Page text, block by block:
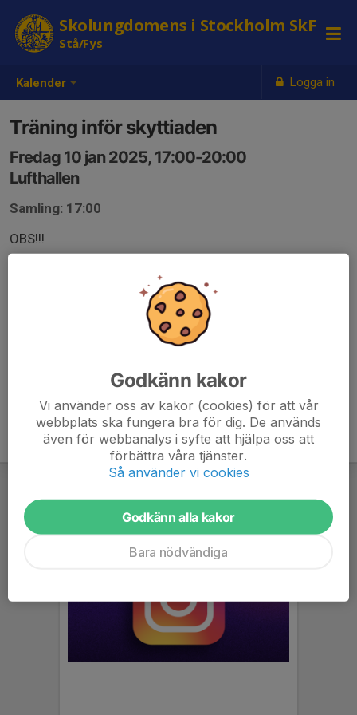
Kalender Logga in
Skolungdomens i Stockholm SkF
Stå/Fys
Träning inför skyttiaden
Fredag 10 jan 2025, 17:00-20:00
Lufthallen
Samling: 17:00
OBS!!!
Bana 1-5 reserverade för sittande skyttar.
Bana 6-10 reserverade för stående skyttar.
Godkänn kakor
Vi använder oss av kakor (cookies) för att vår
webbplats ska fungera bra för dig. De används
även för webbanalys i syfte att hjälpa oss att
förbättra våra tjänster.
Så använder vi cookies
Godkänn alla kakor
Bara nödvändiga